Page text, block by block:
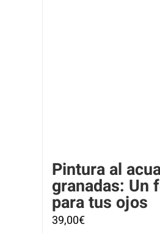
Pintura al
granadas: Un
para tus ojos
39,00€